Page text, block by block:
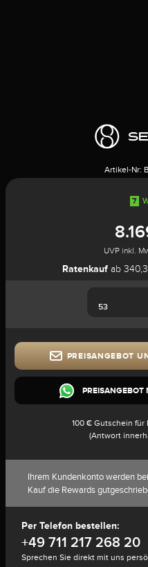
Artikel-Nr:
7
UVP inkl.
Ratenkauf ab
PREISANGEBOT
PREISANGEBOT
100 € Gutschein für
(Antwort
Ihrem Kundenkonto werden
Kauf die Rewards
Per Telefon bestellen:
+49 711 217 268 20
Sprechen Sie direkt mit uns